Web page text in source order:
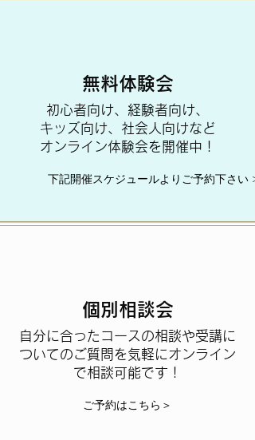
無料体験会
​初心者向け、経験者向け、
キッズ向け、社会人向けなど
オンライン体験会を開催中！
下記開催スケジュールよりご予約下さい >
個別相談会
自分に合ったコースの相談や受講に
ついてのご質問を気軽にオンライン
で相談可能です！
ご予約はこちら＞